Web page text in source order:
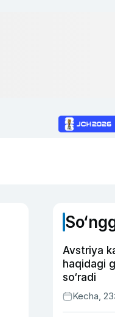
Avstriya
haqidagi
so‘radi
Kecha,